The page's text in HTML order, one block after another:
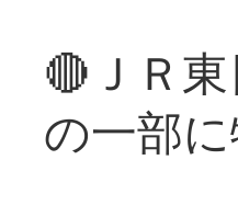
🔴ＪＲ
の一部